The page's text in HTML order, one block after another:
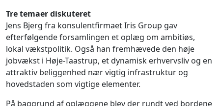
Tre temaer diskuteret
Jens Bjerg fra konsulentfirmaet Iris Group gav
efterfølgende forsamlingen et oplæg om ambitiøs,
lokal vækstpolitik. Også han fremhævede den høje
jobvækst i Høje-Taastrup, et dynamisk erhvervsliv og en
attraktiv beliggenhed nær vigtig infrastruktur og
hovedstaden som vigtige elementer.
På baggrund af oplæggene blev der rundt ved bordene